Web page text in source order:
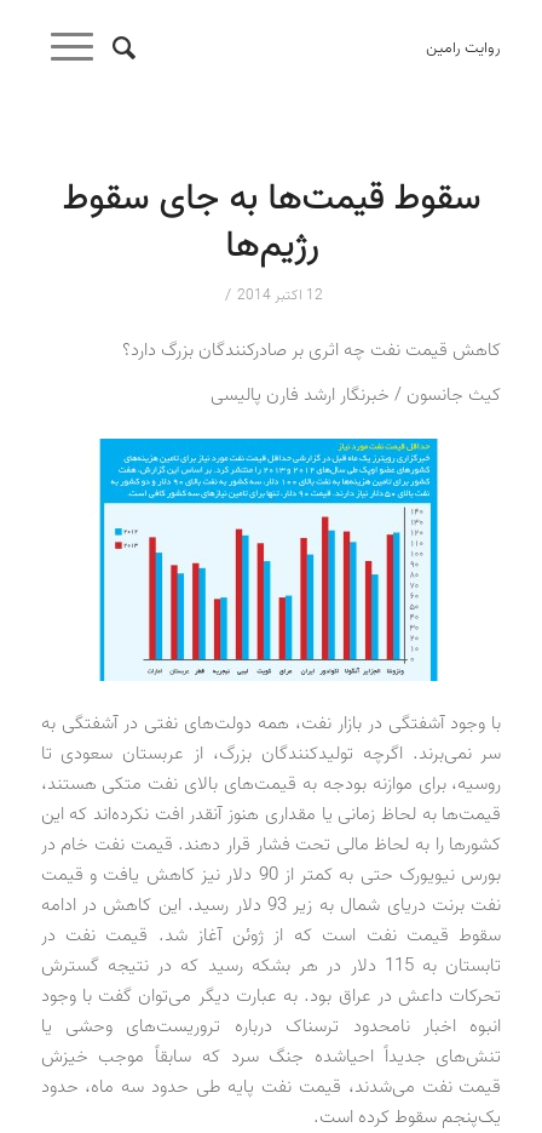
روایت رامین
سقوط قیمت‌ها به جای سقوط
رژیم‌ها
12 اکتبر 2014 /
کاهش قیمت نفت چه اثری بر صادرکنندگان بزرگ دارد؟
کیث جانسون / خبرنگار ارشد فارن پالیسی
با وجود آشفتگی در بازار نفت، همه دولت‌های نفتی در آشفتگی به
سر نمی‌برند. اگرچه تولیدکنندگان بزرگ، از عربستان سعودی تا
روسیه، برای موازنه بودجه به قیمت‌های بالای نفت متکی هستند،
قیمت‌ها به لحاظ زمانی یا مقداری هنوز آنقدر افت نکرده‌اند که این
کشورها را به لحاظ مالی تحت فشار قرار دهند. قیمت نفت خام در
بورس نیویورک حتی به کمتر از 90 دلار نیز کاهش یافت و قیمت
نفت برنت دریای شمال به زیر 93 دلار رسید. این کاهش در ادامه
سقوط قیمت نفت است که از ژوئن آغاز شد. قیمت نفت در
تابستان به 115 دلار در هر بشکه رسید که در نتیجه گسترش
تحرکات داعش در عراق بود. به عبارت دیگر می‌توان گفت با وجود
انبوه اخبار نامحدود ترسناک درباره تروریست‌های وحشی یا
تنش‌های جدیداً احیاشده جنگ سرد که سابقاً موجب خیزش
قیمت نفت می‌شدند، قیمت نفت پایه طی حدود سه ماه، حدود
یک‌پنجم سقوط کرده است.